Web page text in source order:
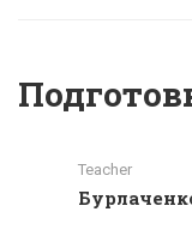
Teacher